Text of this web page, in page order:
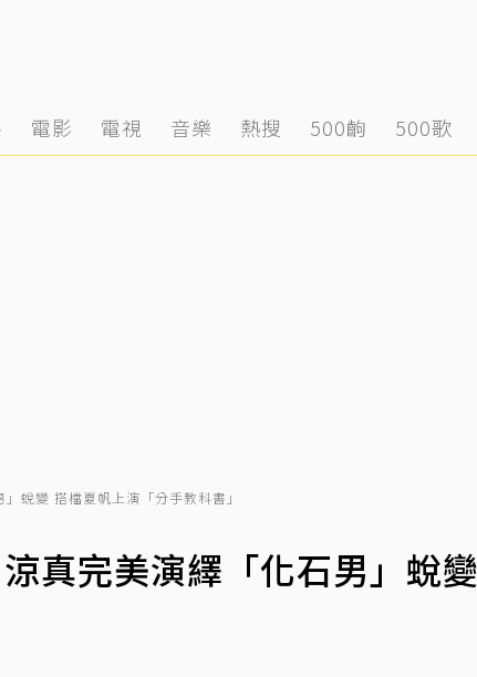
電影 電視 音樂 熱搜 500齣 500歌
蛻變 搭檔夏帆上演「分手教科書」
真完美演繹「化石男」蛻